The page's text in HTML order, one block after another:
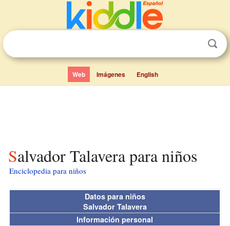
Web Imágenes English
Salvador Talavera para niños
Enciclopedia para niños
Datos para niños
Salvador Talavera
Información personal